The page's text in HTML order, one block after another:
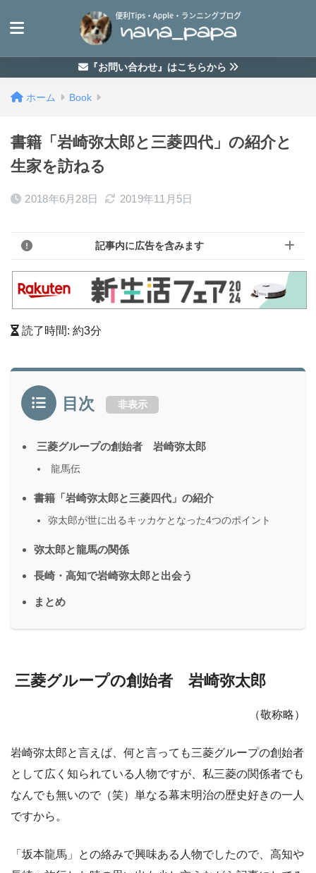
『お問い合わせ』はこちらから
ホーム Book
書籍「岩崎弥太郎と三菱四代」の紹介と
生家を訪ねる
2018年6月28日 2019年11月5日
記事内に広告を含みます
読了時間: 約3分
目次 非表示
三菱グループの創始者 岩崎弥太郎
龍馬伝
書籍「岩崎弥太郎と三菱四代」の紹介
弥太郎が世に出るキッカケとなった4つのポイント
弥太郎と龍馬の関係
長崎・高知で岩崎弥太郎と出会う
まとめ
三菱グループの創始者 岩崎弥太郎
（敬称略）
岩崎弥太郎と言えば、何と言っても三菱グループの創始者
として広く知られている人物ですが、私三菱の関係者でも
なんでも無いので（笑）単なる幕末明治の歴史好きの一人
ですから。
「坂本龍馬」との絡みで興味ある人物でしたので、高知や